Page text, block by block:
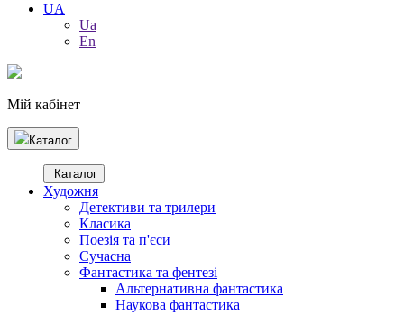
UA
Ua
En
Мій кабінет
Каталог
Каталог
Художня
Детективи та трилери
Класика
Поезія та п'єси
Сучасна
Фантастика та фентезі
Альтернативна фантастика
Наукова фантастика